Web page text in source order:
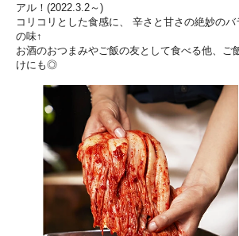
アル！(2022.3.2～)
コリコリとした食感に、 辛さと甘さの絶妙の
の味↑
お酒のおつまみやご飯の友として食べる他、ご
けにも◎